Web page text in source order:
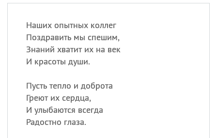
Наших опытных коллег
Поздравить мы спешим,
Знаний хватит их на век
И красоты души.
Пусть тепло и доброта
Греют их сердца,
И улыбаются всегда
Радостно глаза.